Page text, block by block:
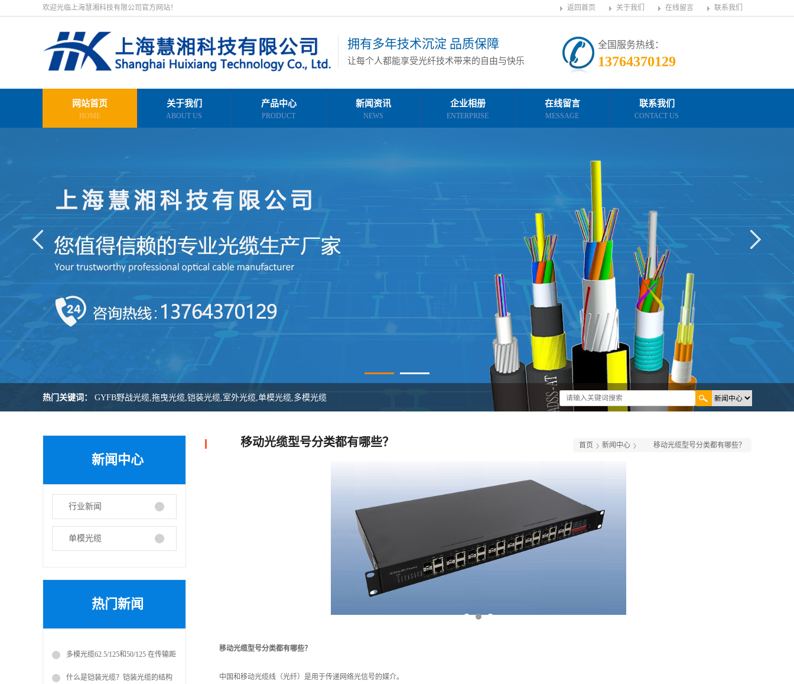
返回首页 关于我们 在线留言 联系我们
欢迎光临上海慧湘科技有限公司官方网站！
全国服务热线：
13764370129
拥有多年技术沉淀 品质保障
让每个人都能享受光纤技术带来的自由与快乐
网站首页
HOME
关于我们
ABOUT US
产品中心
PRODUCT
新闻资讯
NEWS
企业相册
ENTERPRISE
在线留言
MESSAGE
联系我们
CONTACT US
热门关键词： GYFB野战光缆,拖曳光缆,铠装光缆,室外光缆,单模光缆,多模光缆
新闻中心
行业新闻
单模光缆
热门新闻
多模光缆62.5/125和50/125 在传输距
什么是铠装光缆？铠装光缆的结构
移动光缆​型号分类都有哪些？ 首页 新闻中心 移动光缆​型号分类都有哪些？
移动光缆型号分类都有哪些？
中国和移动光缆线（光纤）是用于传递网络光信号的媒介。